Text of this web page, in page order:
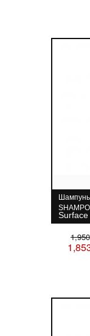
Шампунь
1,950